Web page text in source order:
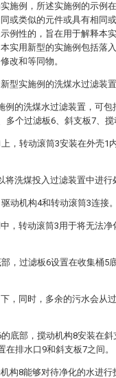
施例，所述实施例的示例
或类似的元件或具有相同
例性的，旨在用于解释本
实用新型的实施例包括落
改和等同物。
型实施例的洗煤水过滤装置
例的洗煤水过滤装置，可
多个过滤板6、斜支板7、搅
，转动滚筒3安装在外壳1
洗煤投入过滤装置中进行
动机构4和转动滚筒3连接。
，转动滚筒3用于将无法
，过滤板6设置在收集桶5
，同时，多余的污水会从
底部，搅动机构8安装在
排水口9和斜支板7之间。
构8能够对待净化的水进